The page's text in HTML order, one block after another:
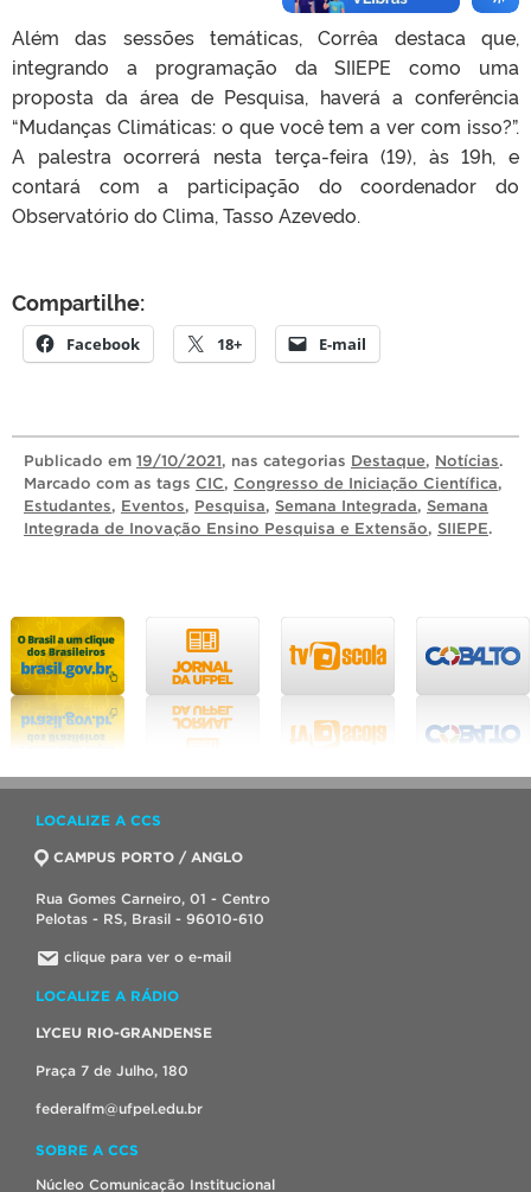
Além das sessões temáticas, Corrêa destaca que,
integrando a programação da SIIEPE como uma
proposta da área de Pesquisa, haverá a conferência
“Mudanças Climáticas: o que você tem a ver com isso?”.
A palestra ocorrerá nesta terça-feira (19), às 19h, e
contará com a participação do coordenador do
Observatório do Clima, Tasso Azevedo.
Compartilhe:
Facebook 18+ E-mail
Publicado em 19/10/2021, nas categorias Destaque, Notícias.
Marcado com as tags CIC, Congresso de Iniciação Científica,
Estudantes, Eventos, Pesquisa, Semana Integrada, Semana
Integrada de Inovação Ensino Pesquisa e Extensão, SIIEPE.
LOCALIZE A CCS
CAMPUS PORTO / ANGLO
Rua Gomes Carneiro, 01 - Centro
Pelotas - RS, Brasil - 96010-610
clique para ver o e-mail
LOCALIZE A RÁDIO
LYCEU RIO-GRANDENSE
Praça 7 de Julho, 180
federalfm@ufpel.edu.br
SOBRE A CCS
Núcleo Comunicação Institucional